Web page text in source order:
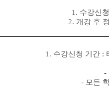
1. 수강신
2. 개강 후
1. 수강신청 기간 :
-
- 모든